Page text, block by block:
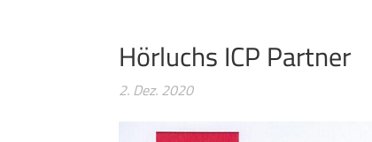
Hörluchs ICP Partner
2. Dez. 2020